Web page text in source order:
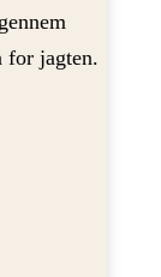
for jagten.